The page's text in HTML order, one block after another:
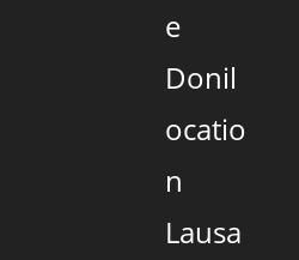
e
Donil
ocatio
n
Lausa